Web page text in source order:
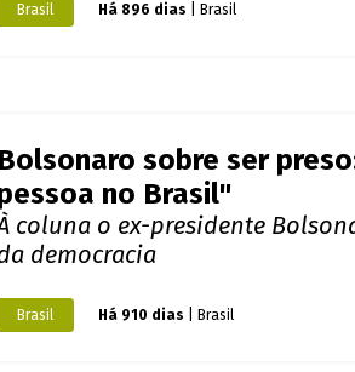
Brasil Há 896 dias | Brasil
Bolsonaro sobre ser
no Brasil"
coluna o ex-presidente
democracia
Brasil Há 910 dias | Brasil